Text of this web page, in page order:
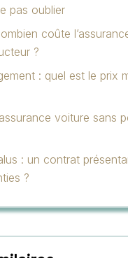
pas oublier
coûte
?
: quel est le prix
voiture sans
: un contrat
?